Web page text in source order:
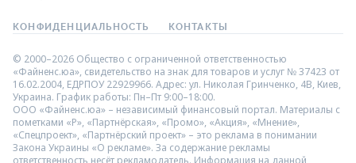
КОНФИДЕНЦИАЛЬНОСТЬ КОНТАКТЫ
© 2000–2026 Общество с ограниченной ответственностью
«Файненс.юа», свидетельство на знак для товаров и услуг № 37423 от
16.02.2004, ЕДРПОУ 22929966. Адрес: ул. Николая Гринченко, 4В, Киев,
Украина. График работы: Пн–Пт 9:00–18:00.
ООО «Файненс.юа» – независимый финансовый портал. Материалы с
пометками «Р», «Партнёрская», «Промо», «Акция», «Мнение»,
«Спецпроект», «Партнёрский проект» – это реклама в понимании
Закона Украины «О рекламе». За содержание рекламы
ответственность несёт рекламодатель. Информация на данной